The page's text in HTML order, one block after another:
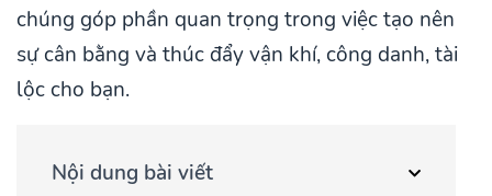
chúng góp phần quan trọng trong việc tạo nên
sự cân bằng và thúc đẩy vận khí, công danh, tài
lộc cho bạn.
Nội dung bài viết